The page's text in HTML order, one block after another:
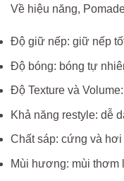
Về hiệu năng,
Độ giữ nếp: giữ nếp
Độ bóng: bóng tự
Độ Texture và
Khả năng restyle: dễ
Chất sáp: cứng và hơi
Mùi hương: mùi thơm